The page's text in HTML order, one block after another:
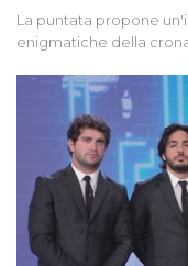
La puntata propone
enigmatiche della
'90 e il 2000 che,
libertà. Lo speciale
Firenze, le cui
groviglio di dubbi mai
l'intervista inedita a